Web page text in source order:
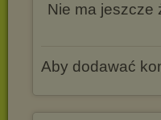
Nie ma jeszcze
Aby dodawać